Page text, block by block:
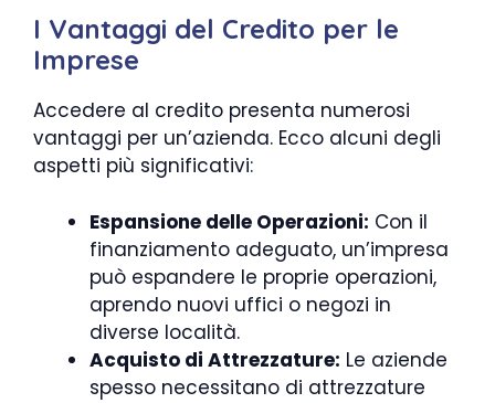
I Vantaggi del Credito per le
Imprese
Accedere al credito presenta numerosi
vantaggi per un’azienda. Ecco alcuni degli
aspetti più significativi:
Espansione delle Operazioni: Con il
finanziamento adeguato, un’impresa
può espandere le proprie operazioni,
aprendo nuovi uffici o negozi in
diverse località.
Acquisto di Attrezzature: Le aziende
spesso necessitano di attrezzature